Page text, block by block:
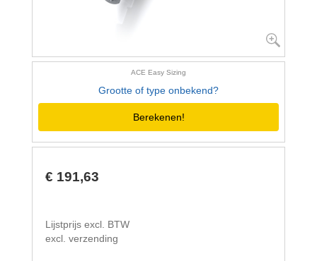
ACE Easy Sizing
Grootte of type onbekend?
Berekenen!
€ 191,63
Lijstprijs excl. BTW
excl. verzending